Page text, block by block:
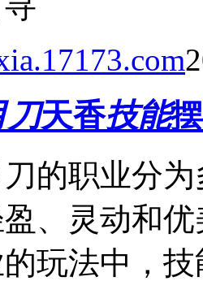
刀天香技能
的职业分
、灵动和
玩法中，